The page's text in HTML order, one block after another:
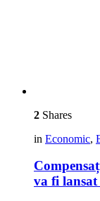
2 Shares
in Economic,
va fi